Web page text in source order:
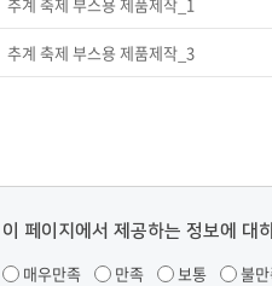
추계 축제 부스용 제품제작_3
이 페이지에서 제공하는 정보에 대
매우만족 만족 보통 불